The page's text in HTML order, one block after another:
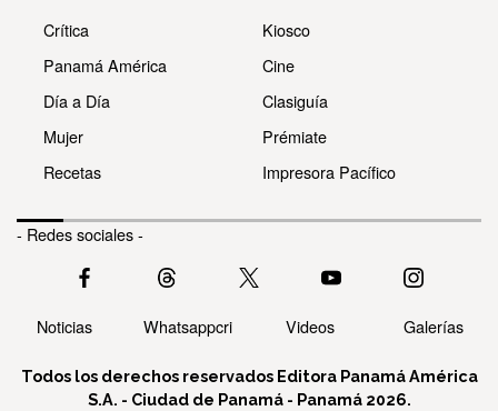
Crítica
Panamá América
Día a Día
Mujer
Recetas
Kiosco
Cine
Clasiguía
Prémiate
Impresora Pacífico
- Redes sociales -
Noticias Whatsappcri Videos Galerías
Todos los derechos reservados Editora Panamá América
S.A. - Ciudad de Panamá - Panamá 2026.